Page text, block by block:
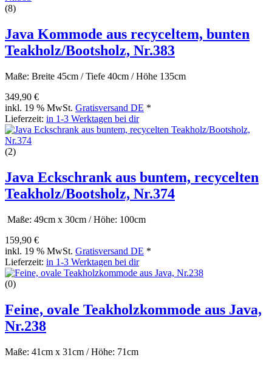
(8)
Java Kommode aus recyceltem, bunten
Teakholz/Bootsholz, Nr.383
Maße: Breite 45cm / Tiefe 40cm / Höhe 135cm
349,90 €
inkl. 19 % MwSt. Gratisversand DE *
Lieferzeit: in 1-3 Werktagen bei dir
(2)
Java Eckschrank aus buntem, recycelten
Teakholz/Bootsholz, Nr.374
Maße: 49cm x 30cm / Höhe: 100cm
159,90 €
inkl. 19 % MwSt. Gratisversand DE *
Lieferzeit: in 1-3 Werktagen bei dir
(0)
Feine, ovale Teakholzkommode aus Java,
Nr.238
Maße: 41cm x 31cm / Höhe: 71cm